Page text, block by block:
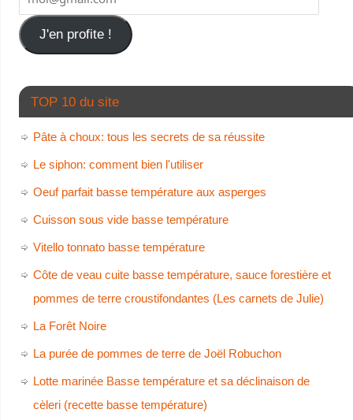
J'en profite !
TOP 10 du site
Pâte à choux: tous les secrets de sa réussite
Le siphon: comment bien l'utiliser
Oeuf parfait basse température aux asperges
Cuisson sous vide basse température
Vitello tonnato basse température
Côte de veau cuite basse température, sauce forestière et
pommes de terre croustifondantes (Les carnets de Julie)
La Forêt Noire
La purée de pommes de terre de Joël Robuchon
Lotte marinée Basse température et sa déclinaison de
cèleri (recette basse température)